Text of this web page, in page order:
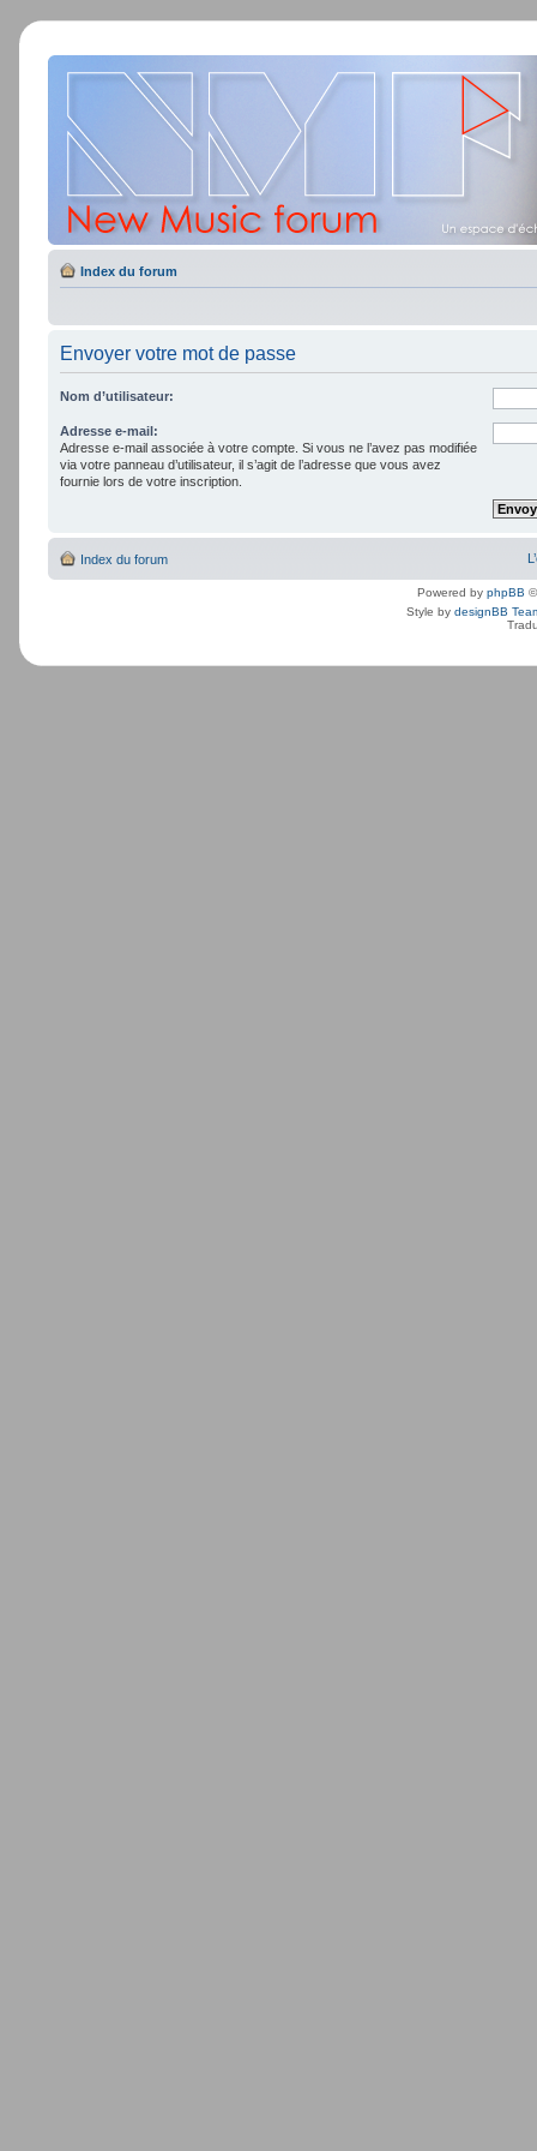
Index du forum
Envoyer votre mot de passe
Nom d’utilisateur:
Adresse e-mail:
Adresse e-mail associée à votre compte. Si vous ne l’avez pas modifiée
via votre panneau d’utilisateur, il s’agit de l’adresse que vous avez
fournie lors de votre inscription.
Index du forum
Powered by phpBB
Style by designBB